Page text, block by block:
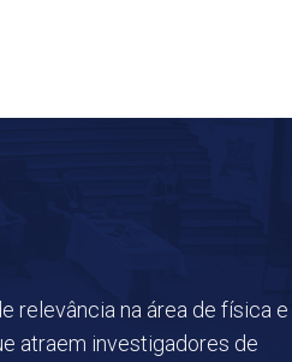
relevância na área de física e
atraem investigadores de